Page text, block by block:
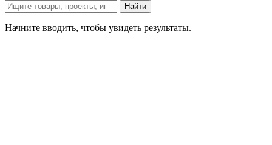
Найти
Начните вводить, чтобы увидеть результаты.